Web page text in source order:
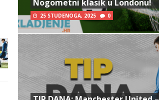
Nogometni klasik u Londonu!
25 STUDENOGA, 2025 0